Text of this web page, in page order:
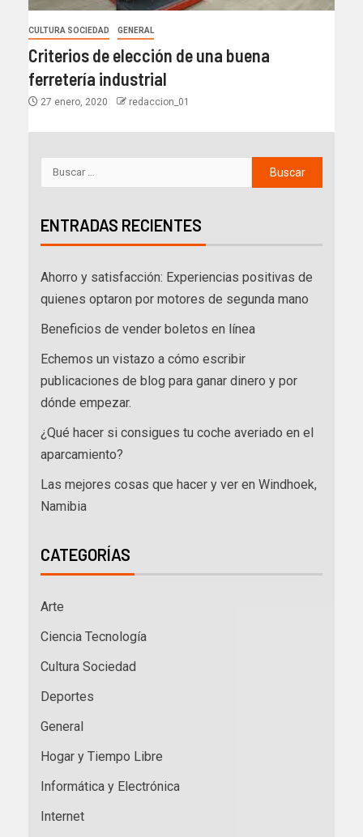
CULTURA SOCIEDAD GENERAL
Criterios de elección de una buena
ferretería industrial
27 enero, 2020 redaccion_01
ENTRADAS RECIENTES
Ahorro y satisfacción: Experiencias positivas de
quienes optaron por motores de segunda mano
Beneficios de vender boletos en línea
Echemos un vistazo a cómo escribir
publicaciones de blog para ganar dinero y por
dónde empezar.
¿Qué hacer si consigues tu coche averiado en el
aparcamiento?
Las mejores cosas que hacer y ver en Windhoek,
Namibia
CATEGORÍAS
Arte
Ciencia Tecnología
Cultura Sociedad
Deportes
General
Hogar y Tiempo Libre
Informática y Electrónica
Internet